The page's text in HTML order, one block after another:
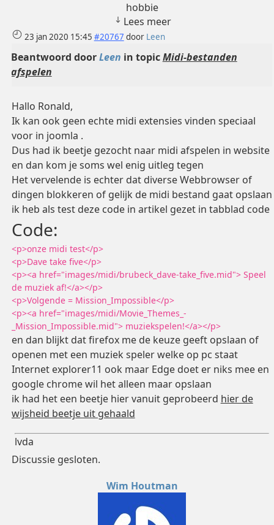
hobbie
Lees meer
23 jan 2020 15:45 #20767 door Leen
Beantwoord doorLeen in topicMidi-bestanden
afspelen
Hallo Ronald,
Ik kan ook geen echte midi extensies vinden speciaal
voor in joomla .
Dus had ik beetje gezocht naar midi afspelen in website
en dan kom je soms wel enig uitleg tegen
Het vervelende is echter dat diverse Webbrowser of
dingen blokkeren of gelijk de midi bestand gaat opslaan
ik heb als test deze code in artikel gezet in tabblad code
Code:
<p>onze midi test</p>
<p>Dave take five</p>
<p><a href="images/midi/brubeck_dave-take_five.mid"> Speel
de muziek af!</a></p>
<p>Volgende = Mission_Impossible</p>
<p><a href="images/midi/Movie_Themes_-
_Mission_Impossible.mid"> muziekspelen!</a></p>
en dan blijkt dat firefox me de keuze geeft opslaan of
openen met een muziek speler welke op pc staat
Internet explorer11 ook maar Edge doet er niks mee en
google chrome wil het alleen maar opslaan
ik had het een beetje hier vanuit geprobeerd hier de
wijsheid beetje uit gehaald
lvda
Discussie gesloten.
Wim Houtman